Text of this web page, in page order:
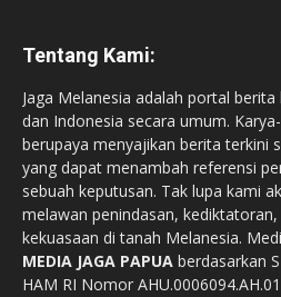
Tentang Kami:
Jaga Melanesia adalah portal
dan Indonesia secara umum.
berupaya menyajikan berita terkini
yang dapat menambah referensi
sebuah keputusan. Tak lupa kami
melawan penindasan,
kekuasaan di tanah Melanesia.
MEDIA JAGA PAPUA berdasarkan
HAM RI Nomor